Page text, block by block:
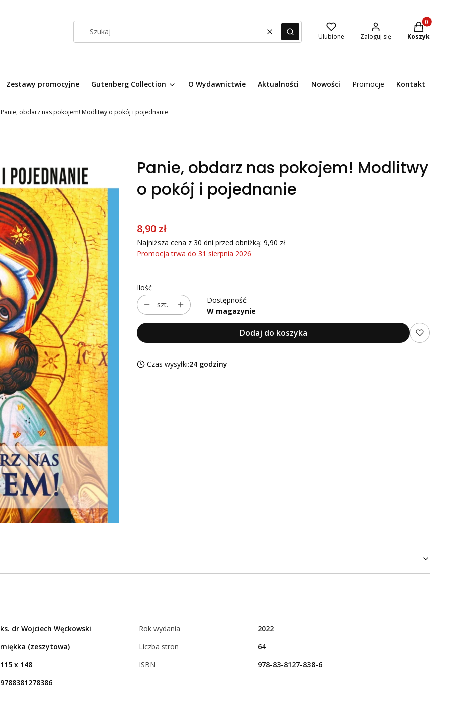
WyczyśćSzukaj Ulubione Zaloguj się
Produkty w
Koszyk
Zestawy promocyjne Gutenberg Collection O Wydawnictwie Aktualności Nowości Promocje Kontakt
Panie, obdarz nas pokojem! Modlitwy o pokój i pojednanie
Panie, obdarz nas pokojem! Modlitwy
o pokój i pojednanie
8,90 zł
Najniższa cena z 30 dni przed obniżką: 9,90 zł
Promocja trwa do 31 sierpnia 2026
Ilość
szt.
Dostępność:
W magazynie
Dodaj do koszyka
Czas wysyłki:24 godziny
ks. dr Wojciech Węckowski Rok wydania
2022
miękka (zeszytowa) Liczba stron
64
115 x 148 ISBN
978-83-8127-838-6
9788381278386